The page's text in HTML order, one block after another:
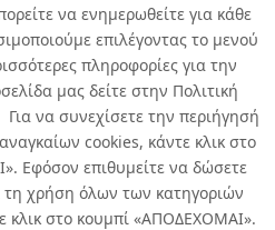
να ενημερωθείτε για κάθε
επιλέγοντας το μενού
πληροφορίες για την
μας δείτε στην Πολιτική
Για να συνεχίσετε την περιήγησή
cookies, κάντε κλικ στο
Εφόσον επιθυμείτε να δώσετε
χρήση όλων των κατηγοριών
κλικ στο κουμπί «ΑΠΟΔΕΧΟΜΑΙ».
Όλα